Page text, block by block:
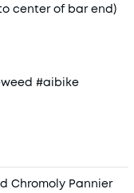
center of bar end)
#aibike
Chromoly Pannier